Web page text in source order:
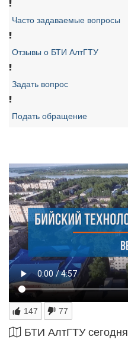
Часто задаваемые вопросы
Отзывы о БТИ АлтГТУ
Задать вопрос
Подать обращение
147 77
БТИ АлтГТУ сегодня